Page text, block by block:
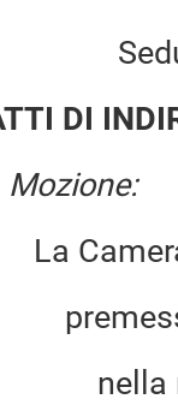
DI
Mozione:
La
nella